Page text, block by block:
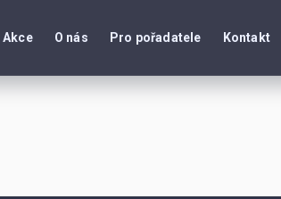
Akce O nás Pro pořadatele Kontakt